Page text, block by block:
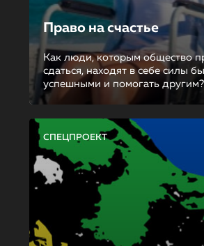
Право на счастье
Как люди, которым общество
сдаться, находят в себе силы
успешными и помогать другим?
СПЕЦПРОЕКТ